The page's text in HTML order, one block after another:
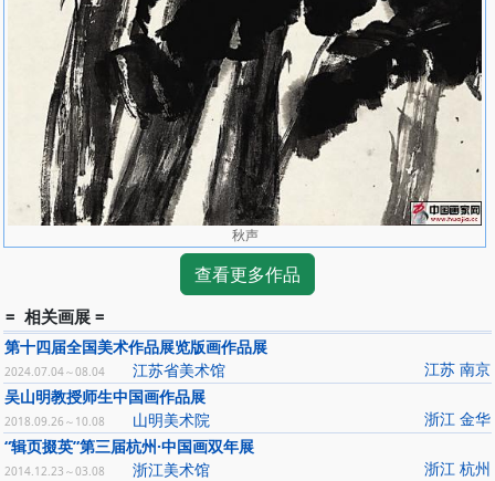
秋声
查看更多作品
= 相关画展 =
第十四届全国美术作品展览版画作品展
江苏 南京
2024.07.04～08.04
江苏省美术馆
吴山明教授师生中国画作品展
浙江 金华
2018.09.26～10.08
山明美术院
“辑页掇英”第三届杭州·中国画双年展
浙江 杭州
2014.12.23～03.08
浙江美术馆